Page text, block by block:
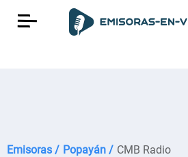
Emisoras / Popayán / CMB Radio